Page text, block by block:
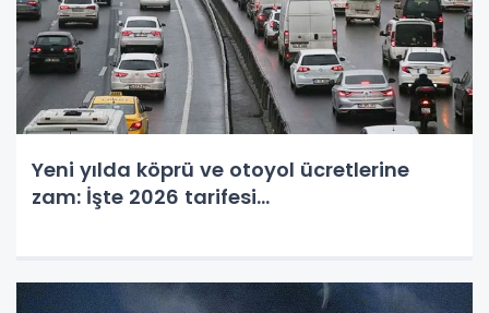
Yeni yılda köprü ve otoyol ücretlerine
zam: İşte 2026 tarifesi...